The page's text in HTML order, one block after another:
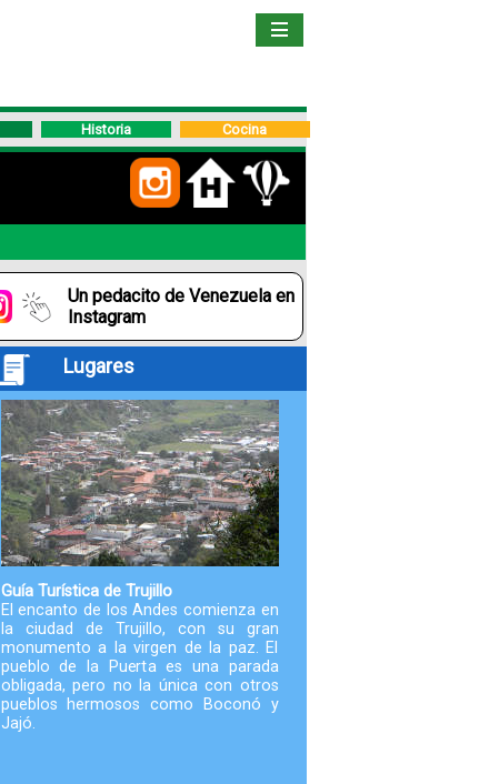
Historia Cocina
Un pedacito de Venezuela en
Instagram
Lugares
Guía Turística de Trujillo
El encanto de los Andes comienza en
la ciudad de Trujillo, con su gran
monumento a la virgen de la paz. El
pueblo de la Puerta es una parada
obligada, pero no la única con otros
pueblos hermosos como Boconó y
Jajó.